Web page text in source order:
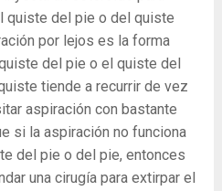
quiste del pie o del quiste
por lejos es la forma
del pie o el quiste del
tiende a recurrir de vez
aspiración con bastante
si la aspiración no funciona
del pie o del pie, entonces
una cirugía para extirpar el